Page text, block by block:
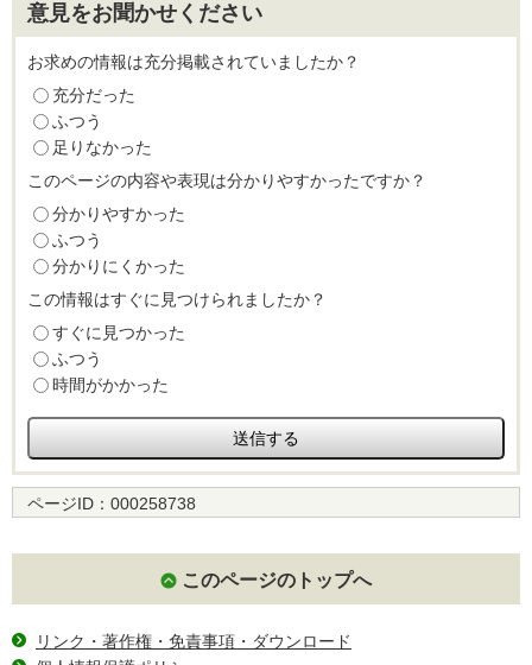
意見をお聞かせください
お求めの情報は充分掲載されていましたか？
充分だった
ふつう
足りなかった
このページの内容や表現は分かりやすかったですか？
分かりやすかった
ふつう
分かりにくかった
この情報はすぐに見つけられましたか？
すぐに見つかった
ふつう
時間がかかった
ページID： 000258738
このページのトップへ
リンク・著作権・免責事項・ダウンロード